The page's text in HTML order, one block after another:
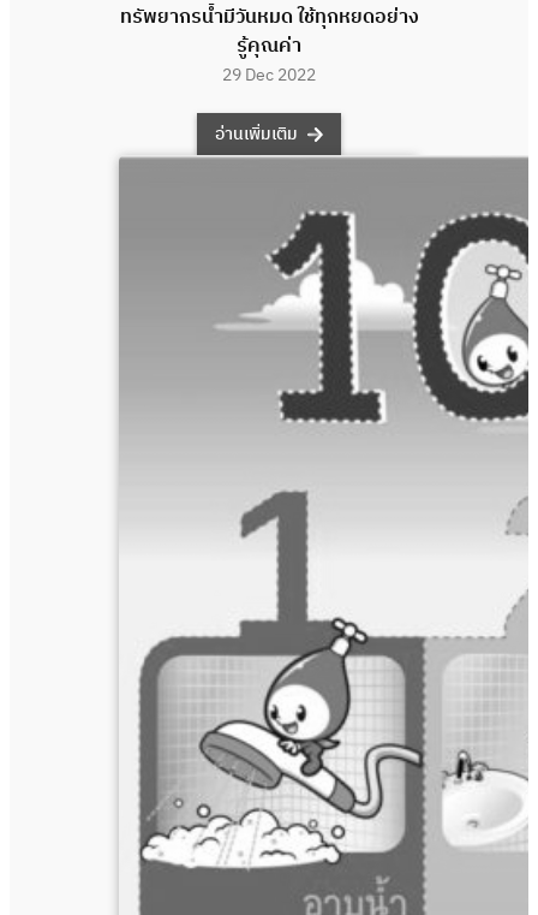
ทรัพยากรน้ำมีวันหมด ใช้ทุกหยดอย่าง
รู้คุณค่า
29 Dec 2022
อ่านเพิ่มเติม